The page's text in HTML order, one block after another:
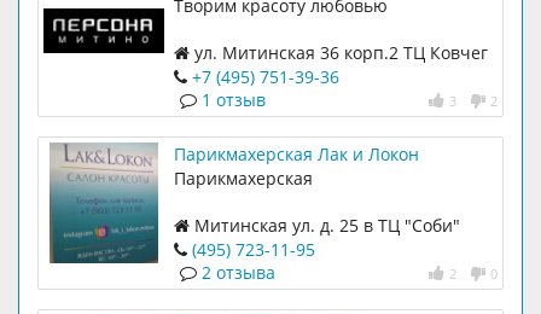
Творим красоту любовью
ул. Митинская 36 корп.2 ТЦ Ковчег
+7 (495) 751-39-36
3 2
1 отзыв
Парикмахерская Лак и Локон
Парикмахерская
Митинская ул. д. 25 в ТЦ "Соби"
(495) 723-11-95
2 0
2 отзыва